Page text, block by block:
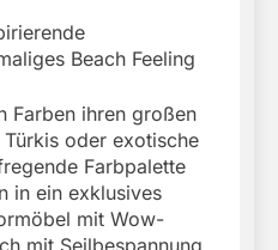
Beach Feeling
Farben ihren großen
oder exotische
Farbpalette
in ein exklusives
mit Wow-